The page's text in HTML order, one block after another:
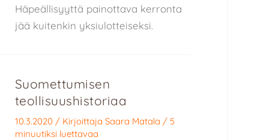
Häpeällisyyttä painottava kerronta
jää kuitenkin yksiulotteiseksi.
Suomettumisen
teollisuushistoriaa
10.3.2020 / Kirjoittaja Saara Matala / 5
minuutiksi luettavaa